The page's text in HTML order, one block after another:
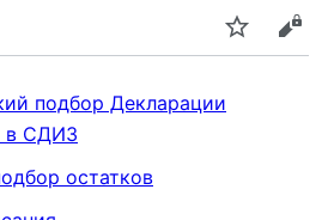
Следить
подбор Декларации
в СДИЗ
остатков